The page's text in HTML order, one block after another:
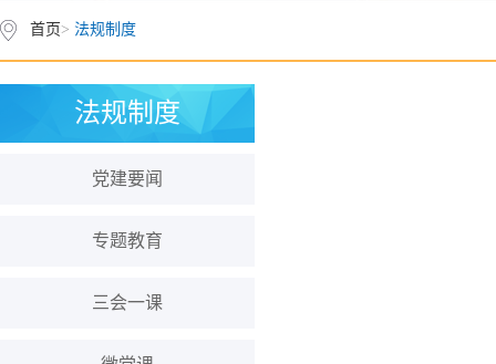
首页 > 法规制度
法规制度
党建要闻
专题教育
三会一课